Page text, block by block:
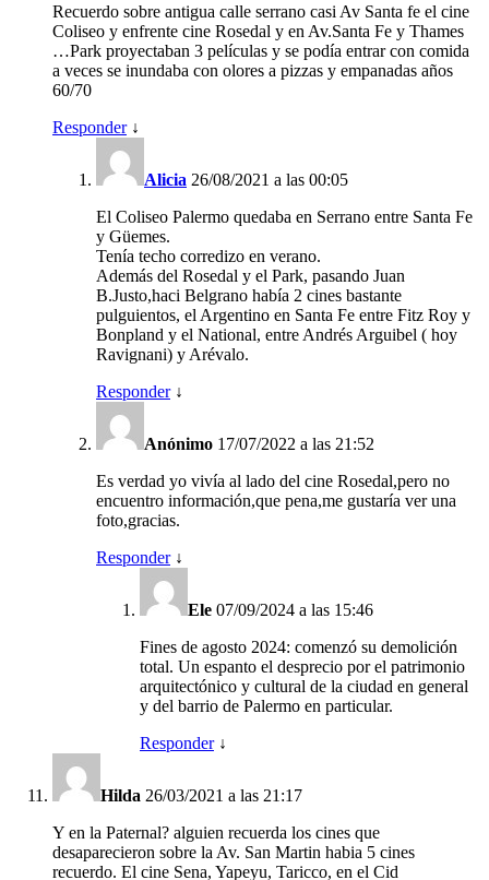
Recuerdo sobre antigua calle serrano casi Av Santa fe el cine
Coliseo y enfrente cine Rosedal y en Av.Santa Fe y Thames
…Park proyectaban 3 películas y se podía entrar con comida
a veces se inundaba con olores a pizzas y empanadas años
60/70
Responder ↓
Alicia 26/08/2021 a las 00:05
El Coliseo Palermo quedaba en Serrano entre Santa Fe
y Güemes.
Tenía techo corredizo en verano.
Además del Rosedal y el Park, pasando Juan
B.Justo,haci Belgrano había 2 cines bastante
pulguientos, el Argentino en Santa Fe entre Fitz Roy y
Bonpland y el National, entre Andrés Arguibel ( hoy
Ravignani) y Arévalo.
Responder ↓
Anónimo 17/07/2022 a las 21:52
Es verdad yo vivía al lado del cine Rosedal,pero no
encuentro información,que pena,me gustaría ver una
foto,gracias.
Responder ↓
Ele 07/09/2024 a las 15:46
Fines de agosto 2024: comenzó su demolición
total. Un espanto el desprecio por el patrimonio
arquitectónico y cultural de la ciudad en general
y del barrio de Palermo en particular.
Responder ↓
Hilda 26/03/2021 a las 21:17
Y en la Paternal? alguien recuerda los cines que
desaparecieron sobre la Av. San Martin habia 5 cines
recuerdo. El cine Sena, Yapeyu, Taricco, en el Cid